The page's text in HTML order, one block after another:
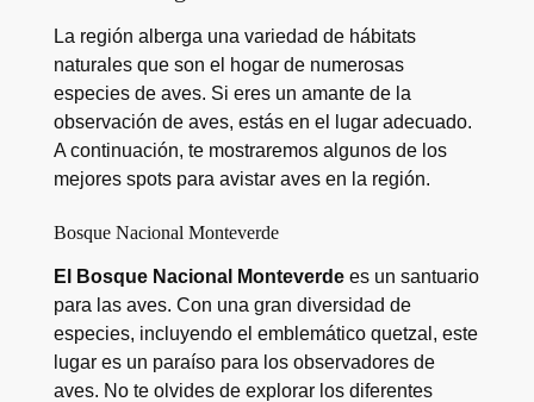
La región alberga una variedad de hábitats
naturales que son el hogar de numerosas
especies de aves. Si eres un amante de la
observación de aves, estás en el lugar adecuado.
A continuación, te mostraremos algunos de los
mejores spots para avistar aves en la región.
Bosque Nacional Monteverde
El Bosque Nacional Monteverdees un santuario
para las aves. Con una gran diversidad de
especies, incluyendo el emblemático quetzal, este
lugar es un paraíso para los observadores de
aves. No te olvides de explorar los diferentes